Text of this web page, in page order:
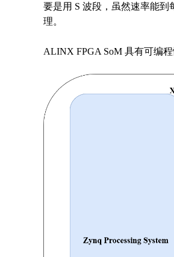
要是用 S 波段，虽然速率能
理。
ALINX FPGA SoM 具有可编